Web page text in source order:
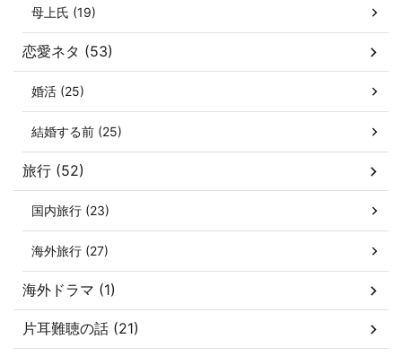
母上氏 (19)
恋愛ネタ (53)
婚活 (25)
結婚する前 (25)
旅行 (52)
国内旅行 (23)
海外旅行 (27)
海外ドラマ (1)
片耳難聴の話 (21)